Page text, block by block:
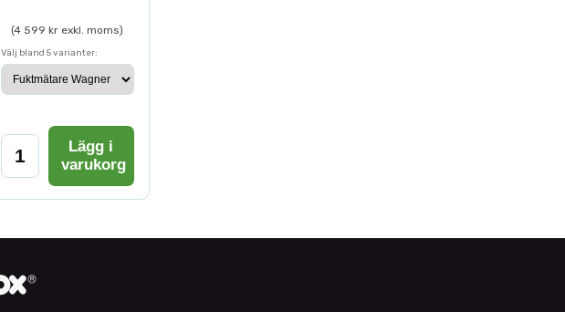
(4 599 kr exkl. moms)
Välj bland 5 varianter:
Lägg i
varukorg